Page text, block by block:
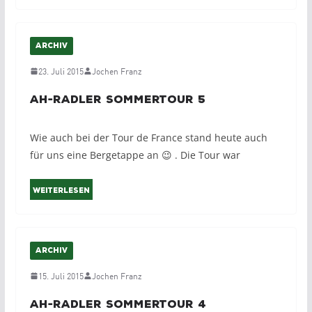
ARCHIV
23. Juli 2015 Jochen Franz
AH-Radler Sommertour 5
Wie auch bei der Tour de France stand heute auch
für uns eine Bergetappe an 😉 . Die Tour war
Weiterlesen
ARCHIV
15. Juli 2015 Jochen Franz
AH-Radler Sommertour 4